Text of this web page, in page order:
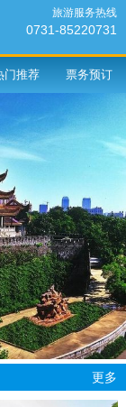
旅游服务热线
0731-85220731
门推荐 票务预订
更多